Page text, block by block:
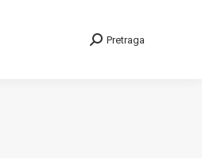
Search:
Pretraga
Search: